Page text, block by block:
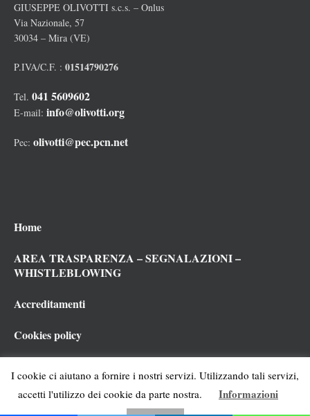
GIUSEPPE OLIVOTTI s.c.s. – Onlus
Via Nazionale, 57
30034 – Mira (VE)
P.IVA/C.F. : 01514790276
Tel. 041 5609602
E-mail: info@olivotti.org
Pec: olivotti@pec.pcn.net
Home
AREA TRASPARENZA – SEGNALAZIONI –
WHISTLEBLOWING
Accreditamenti
Cookies policy
I cookie ci aiutano a fornire i nostri servizi. Utilizzando tali servizi,
accetti l'utilizzo dei cookie da parte nostra.
Informazioni